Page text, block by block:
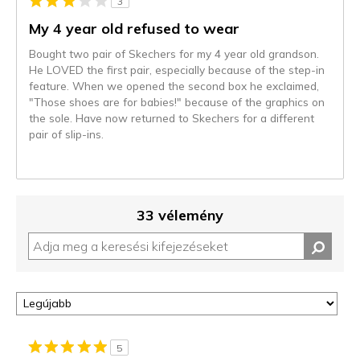
My 4 year old refused to wear
Bought two pair of Skechers for my 4 year old grandson.
He LOVED the first pair, especially because of the step-in
feature. When we opened the second box he exclaimed,
"Those shoes are for babies!" because of the graphics on
the sole. Have now returned to Skechers for a different
pair of slip-ins.
33 vélemény
5